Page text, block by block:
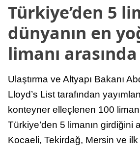
Türkiye’den 5
dünyanın en
limanı arasında
Ulaştırma ve Altyapı Bakanı
Lloyd’s List tarafından
konteyner elleçlenen 100
Türkiye’den 5 limanın girdiğini
Kocaeli, Tekirdağ, Mersin ve